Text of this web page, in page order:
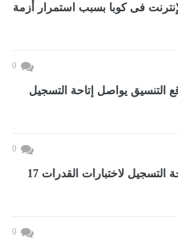
فى كوبا بسبب استمرار أزمة
0
2026.. موقع التنسيق يواصل إتاحة التسجيل
0
تنسيق الجامعات 2026.. إتاحة التسجيل لاختبارات القدرات 17
0